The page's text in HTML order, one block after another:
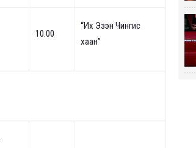
10.00
“Их Эзэн Чингис
хаан”